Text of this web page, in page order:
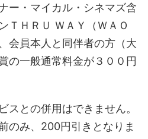
ー・マイカル・シネマズ含
ＴＨＲＵ ＷＡＹ（ＷＡＯ
会員本人と同伴者の方（大
の一般通常料金が３００円
スとの併用はできません。
のみ、200円引きとなりま